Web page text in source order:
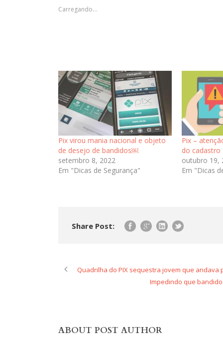
janela)
Carregando...
Pix virou mania nacional e objeto
de desejo de bandidos￼
setembro 8, 2022
Em "Dicas de Segurança"
Pix –
do cadastro
outubro 19,
Em "Dicas
Share Post:
Quadrilha do PIX sequestra jovem que andava
Impedindo que
ABOUT POST AUTHOR